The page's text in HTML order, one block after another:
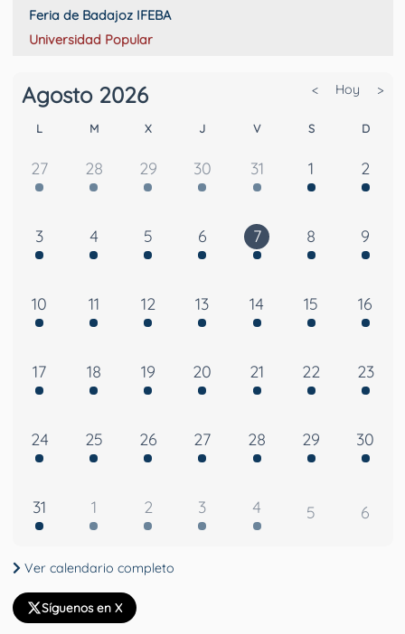
Feria de Badajoz IFEBA
Universidad Popular
Agosto 2026 < Hoy >
L M X J V S D
27 28 29 30 31 1 2
3 4 5 6 7 8 9
10 11 12 13 14 15 16
17 18 19 20 21 22 23
24 25 26 27 28 29 30
31 1 2 3 4 5 6
Ver calendario completo
Síguenos en X